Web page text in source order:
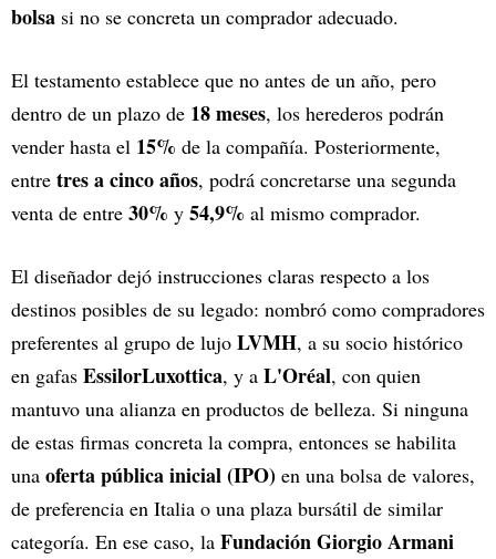
bolsa si no se concreta un comprador adecuado.
El testamento establece que no antes de un año, pero
dentro de un plazo de 18 meses, los herederos podrán
vender hasta el 15% de la compañía. Posteriormente,
entre tres a cinco años, podrá concretarse una segunda
venta de entre 30% y 54,9% al mismo comprador.
El diseñador dejó instrucciones claras respecto a los
destinos posibles de su legado: nombró como compradores
preferentes al grupo de lujo LVMH, a su socio histórico
en gafas EssilorLuxottica, y a L'Oréal, con quien
mantuvo una alianza en productos de belleza. Si ninguna
de estas firmas concreta la compra, entonces se habilita
una oferta pública inicial (IPO) en una bolsa de valores,
de preferencia en Italia o una plaza bursátil de similar
categoría. En ese caso, la Fundación Giorgio Armani